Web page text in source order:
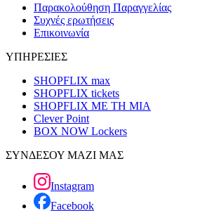
Παρακολούθηση Παραγγελίας
Συχνές ερωτήσεις
Επικοινωνία
ΥΠΗΡΕΣΙΕΣ
SHOPFLIX max
SHOPFLIX tickets
SHOPFLIX ΜΕ ΤΗ ΜΙΑ
Clever Point
BOX NOW Lockers
ΣΥΝΔΕΣΟΥ ΜΑΖΙ ΜΑΣ
Instagram
Facebook